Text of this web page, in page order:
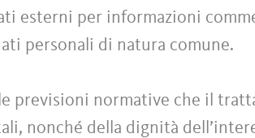
esterni per informazioni
personali di natura comune.
previsioni normative che il
nonché della dignità